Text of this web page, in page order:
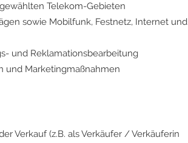
Telekom-Gebieten
sowie Mobilfunk, Festnetz, Internet und
und Reklamationsbearbeitung
und Marketingmaßnahmen
Verkauf (z.B. als Verkäufer / Verkäuferin